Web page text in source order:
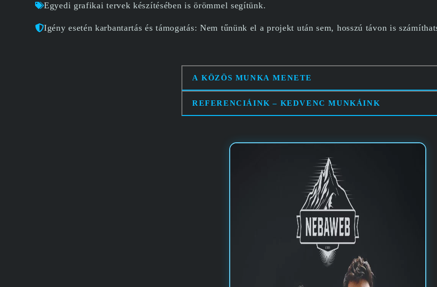
Egyedi grafikai tervek készítésében is örömmel segítünk.
Igény esetén karbantartás és támogatás: Nem tűnünk el a projekt után sem, hosszú távon is
A KÖZÖS MUNKA MENETE
REFERENCIÁINK – KEDVENC MUNKÁINK